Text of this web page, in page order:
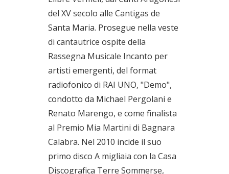
del XV secolo alle Cantigas de
Santa Maria. Prosegue nella veste
di cantautrice ospite della
Rassegna Musicale Incanto per
artisti emergenti, del format
radiofonico di RAI UNO, "Demo",
condotto da Michael Pergolani e
Renato Marengo, e come finalista
al Premio Mia Martini di Bagnara
Calabra. Nel 2010 incide il suo
primo disco A migliaia con la Casa
Discografica Terre Sommerse,